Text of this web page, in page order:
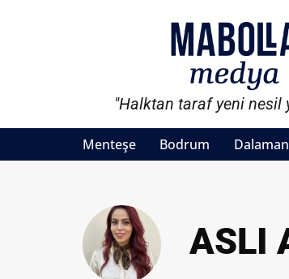
"Halktan taraf yeni nesil
Menteşe Bodrum Dalaman
ASLI